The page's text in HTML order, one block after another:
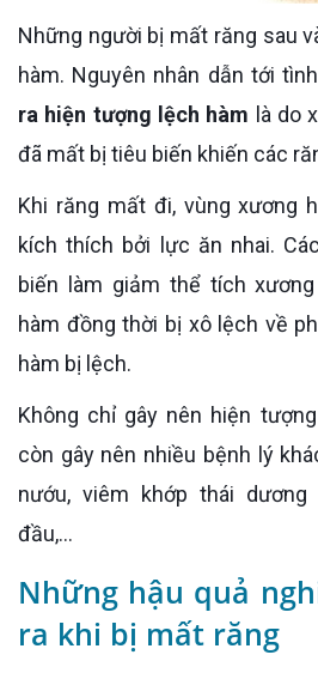
Những người bị mất răng sau vài năm sẽ dần bị lệch
hàm. Nguyên nhân dẫn tới
ra hiện tượng lệch hàm là do
đã mất bị tiêu biến khiến các
Khi răng mất đi, vùng xương hàm không còn được
kích thích bởi lực ăn nhai.
biến làm giảm thể tích
hàm đồng thời bị xô lệch về
hàm bị lệch.
Không chỉ gây nên hiện tượng lệch hàm, mất răng
còn gây nên nhiều bệnh lý
nướu, viêm khớp thái dương
đầu,...
Những hậu quả
ra khi bị mất răng